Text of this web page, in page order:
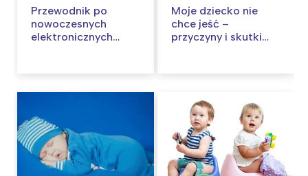
Przewodnik po
nowoczesnych
elektronicznych
swojej rodziny?
Moje dziecko nie
chce jeść –
przyczyny i skutki